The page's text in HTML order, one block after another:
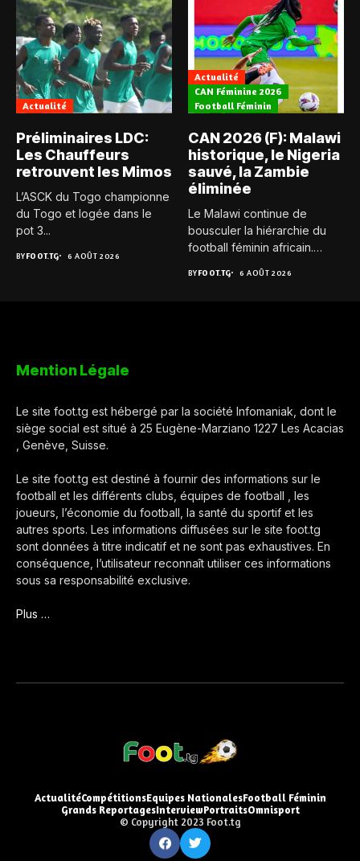
Actualité
Préliminaires LDC:
Les Chauffeurs
retrouvent les Mimos
L’ASCK du Togo championne
du Togo et logée dans le
pot 3...
BYFOOT.TG 6 AOÛT 2026
Actualité
CAN Féminine 2026
Football Féminin
CAN 2026 (F): Malawi
historique, le Nigeria
sauvé, la Zambie
éliminée
Le Malawi continue de
bousculer la hiérarchie du
football féminin africain.
BYFOOT.TG 6 AOÛT 2026
Mention Légale
Le site foot.tg est hébergé par la société Infomaniak, dont le
siège social est situé à 25 Eugène-Marziano 1227 Les Acacias
, Genève, Suisse.
Le site foot.tg est destiné à fournir des informations sur le
football et les différents clubs, équipes de football , les
joueurs, l’économie du football, la santé du sportif et les
autres sports. Les informations diffusées sur le site foot.tg
sont données à titre indicatif et ne sont pas exhaustives. En
conséquence, l’utilisateur reconnaît utiliser ces informations
sous sa responsabilité exclusive.
Plus …
ActualitéCompétitionsEquipes NationalesFootball Féminin
Grands ReportagesInterviewPortraitsOmnisport
© Copyright 2023 Foot.tg